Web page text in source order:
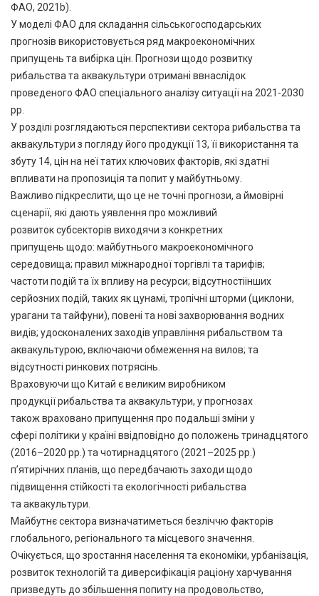
ФАО, 2021b).
У моделі ФАО для складання сільськогосподарських
прогнозів використовується ряд макроекономічних
припущень та вибірка цін. Прогнози щодо розвитку
рибальства та аквакультури отримані ввнаслідок
проведеного ФАО спеціального аналізу ситуації на 2021-2030
рр.
У розділі розглядаються перспективи сектора рибальства та
аквакультури з погляду його продукції 13, її використання та
збуту 14, цін на неї татих ключових факторів, які здатні
впливати на пропозиція та попит у майбутньому.
Важливо підкреслити, що це не точні прогнози, а ймовірні
сценарії, які дають уявлення про можливий
розвиток субсекторів виходячи з конкретних
припущень щодо: майбутнього макроекономічного
середовища; правил міжнародної торгівлі та тарифів;
частоти подій та їх впливу на ресурси; відсутностіінших
серйозних подій, таких як цунамі, тропічні шторми (циклони,
урагани та тайфуни), повені та нові захворювання водних
видів; удосконалених заходів управління рибальством та
аквакультурою, включаючи обмеження на вилов; та
відсутності ринкових потрясінь.
Враховуючи що Китай є великим виробником
продукції рибальства та аквакультури, у прогнозах
також враховано припущення про подальші зміни у
сфері політики у країні ввідповідно до положень тринадцятого
(2016–2020 рр.) та чотирнадцятого (2021–2025 рр.)
п’ятирічних планів, що передбачають заходи щодо
підвищення стійкості та екологічності рибальства
та аквакультури.
Майбутнє сектора визначатиметься безліччю факторів
глобального, регіонального та місцевого значення.
Очікується, що зростання населення та економіки, урбанізація,
розвиток технологій та диверсифікація раціону харчування
призведуть до збільшення попиту на продовольство,